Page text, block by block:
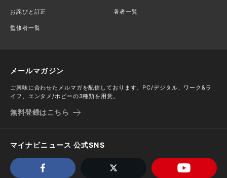
お詫びと訂正 著者一覧
監修者一覧
メールマガジン
ご興味に合わせたメルマガを配信しております。PC/デジタル、ワーク&ラ
イフ、エンタメ/ホビーの3種類を用意。
無料登録はこちら
マイナビニュース 公式SNS